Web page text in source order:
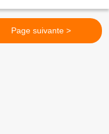
Page suivante >